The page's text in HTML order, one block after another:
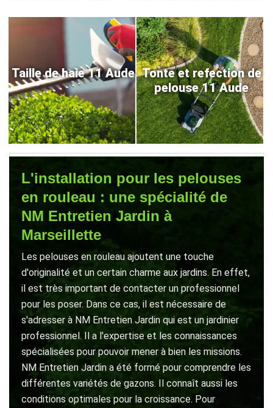
Taille de haie 11 Aude Tonte et refection de
pelouse 11 Aude
L'installation pour les pelouses
en rouleau : une spécialité de
NM Entretien Jardin à
Marseillette
Les pelouses en rouleau ajoutent une touche
d'originalité et un certain charme aux jardins. En effet,
il est très important de contacter un professionnel
pour les poser. Dans ce cas, il est nécessaire de
s'adresser à NM Entretien Jardin qui est un jardinier
professionnel. Il a l'expertise et les connaissances
spécialisées pour pouvoir mener à bien les missions.
NM Entretien Jardin a été formé pour comprendre les
différentes variétés de gazons. Il connaît aussi les
conditions optimales pour la croissance. Pour